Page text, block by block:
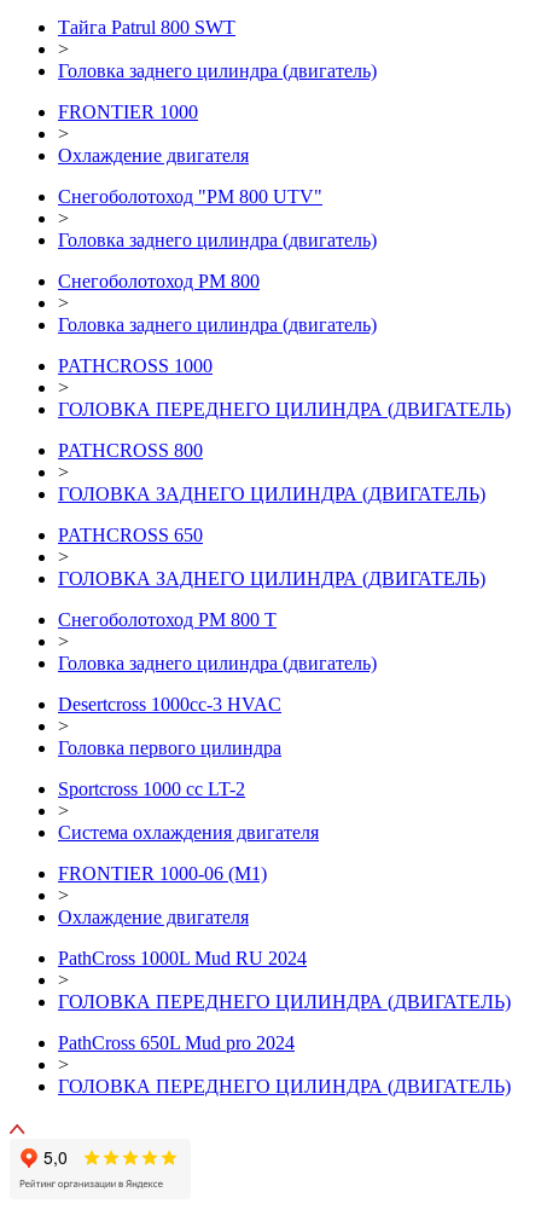
Тайга Patrul 800 SWT
>
Головка заднего цилиндра (двигатель)
FRONTIER 1000
>
Охлаждение двигателя
Снегоболотоход "РМ 800 UTV"
>
Головка заднего цилиндра (двигатель)
Снегоболотоход РМ 800
>
Головка заднего цилиндра (двигатель)
PATHCROSS 1000
>
ГОЛОВКА ПЕРЕДНЕГО ЦИЛИНДРА (ДВИГАТЕЛЬ)
PATHCROSS 800
>
ГОЛОВКА ЗАДНЕГО ЦИЛИНДРА (ДВИГАТЕЛЬ)
PATHCROSS 650
>
ГОЛОВКА ЗАДНЕГО ЦИЛИНДРА (ДВИГАТЕЛЬ)
Снегоболотоход РМ 800 Т
>
Головка заднего цилиндра (двигатель)
Desertcross 1000cc-3 HVAC
>
Головка первого цилиндра
Sportcross 1000 cc LT-2
>
Система охлаждения двигателя
FRONTIER 1000-06 (М1)
>
Охлаждение двигателя
PathCross 1000L Mud RU 2024
>
ГОЛОВКА ПЕРЕДНЕГО ЦИЛИНДРА (ДВИГАТЕЛЬ)
PathCross 650L Mud pro 2024
>
ГОЛОВКА ПЕРЕДНЕГО ЦИЛИНДРА (ДВИГАТЕЛЬ)